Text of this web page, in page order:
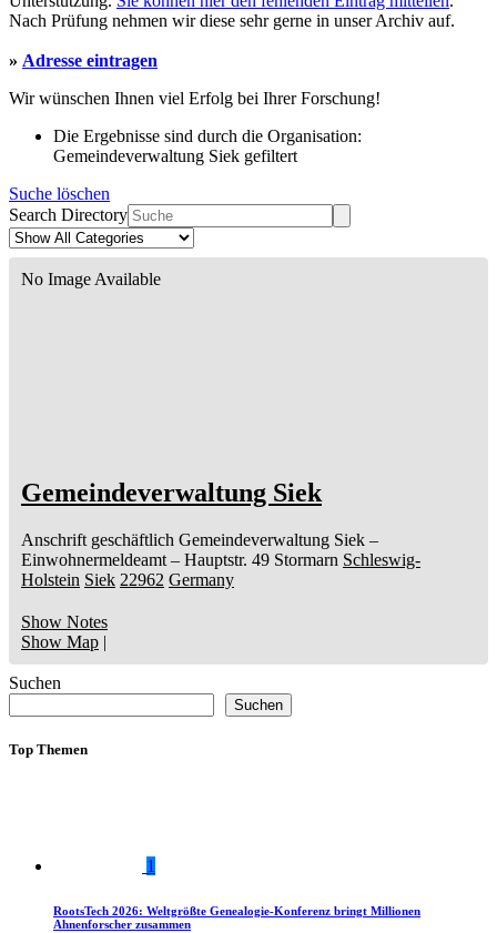
Nach Prüfung nehmen wir diese sehr gerne in unser Archiv auf.
» Adresse eintragen
Wir wünschen Ihnen viel Erfolg bei Ihrer Forschung!
Die Ergebnisse sind durch die Organisation:
Gemeindeverwaltung Siek gefiltert
Suche löschen
Search Directory
No Image Available
Gemeindeverwaltung Siek
Anschrift geschäftlich Gemeindeverwaltung Siek –
Einwohnermeldeamt – Hauptstr. 49 Stormarn Schleswig-
Holstein Siek 22962 Germany
Show Notes
Show Map |
Suchen
Suchen
Top Themen
1
RootsTech 2026: Weltgrößte Genealogie-Konferenz bringt Millionen
Ahnenforscher zusammen